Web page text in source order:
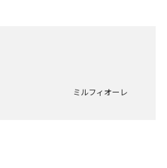
ミルフィオーレ